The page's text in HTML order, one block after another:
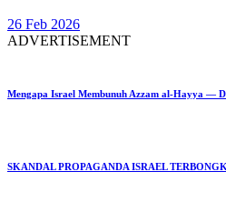
26 Feb 2026
ADVERTISEMENT
Mengapa Israel Membunuh Azzam al-Hayya —
SKANDAL PROPAGANDA ISRAEL